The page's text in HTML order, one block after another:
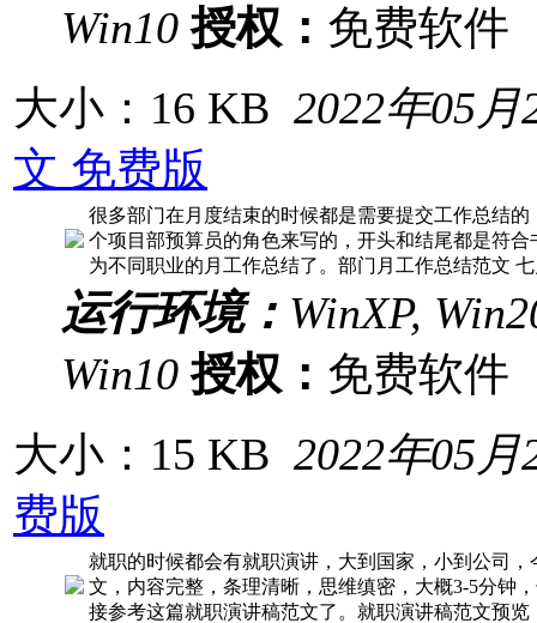
Win10 授权： 免费软
大小：16 KB 2022年05月
文 免费版
很多部门在月度结束的时候都是需要提交工作总结
个项目部预算员的角色来写的，开头和结尾都是符
为不同职业的月工作总结了。部门月工作总结范文
运行环境： WinXP,
Win10 授权： 免费软
大小：15 KB 2022年05月
费版
就职的时候都会有就职演讲，大到国家，小到公司
文，内容完整，条理清晰，思维缜密，大概3-5分钟
接参考这篇就职演讲稿范文了。就职演讲稿范文预览